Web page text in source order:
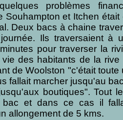
problèmes
Souhampton et Itchen
Deux bacs à chaine
Ils traversaient à
pour traverser la
des habitants de la
de Woolston "c'était
fallait marcher jusqu'au
boutiques". Tout
et dans ce cas il
allongement de 5 kms.